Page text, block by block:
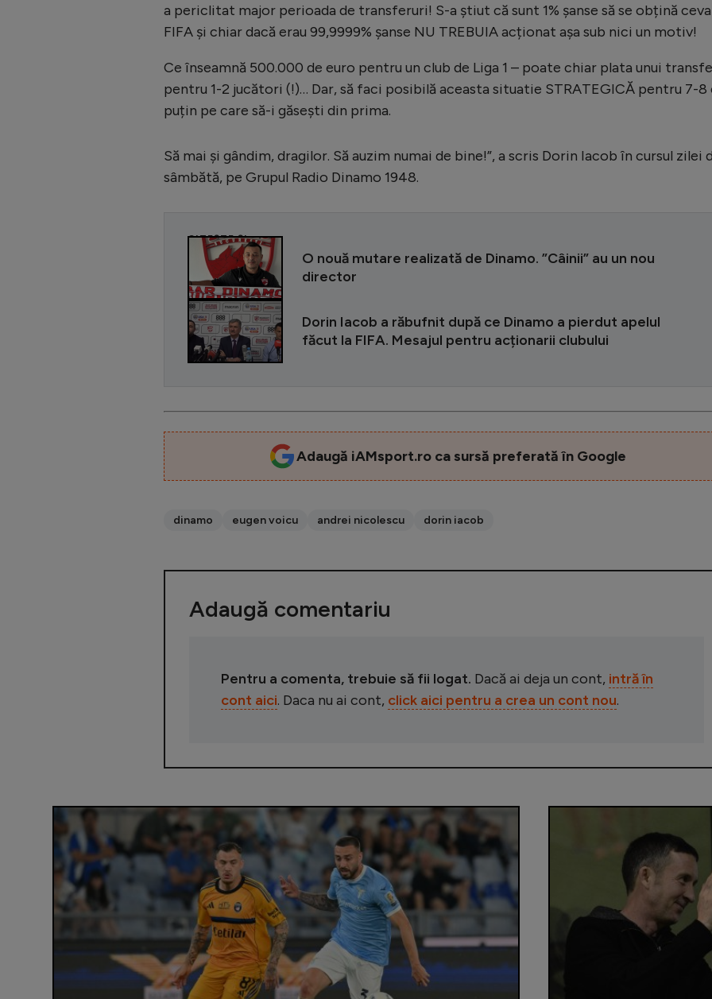
a periclitat major perioada de transferuri! S-a știut că sunt 1% șanse să se obțină ceva
FIFA și chiar dacă erau 99,9999% șanse NU TREBUIA acționat așa sub nici un motiv!
Ce înseamnă 500.000 de euro pentru un club de Liga 1 – poate chiar plata unui
pentru 1-2 jucători (!)… Dar, să faci posibilă aceasta situatie STRATEGICĂ pentru 7-8
puțin pe care să-i găsești din prima.
Să mai și gândim, dragilor. Să auzim numai de bine!”, a scris Dorin Iacob în cursul zilei
sâmbătă, pe Grupul Radio Dinamo 1948.
CITEȘTE ȘI
O nouă mutare realizată de Dinamo. ”Câinii” au un nou
director
Dorin Iacob a răbufnit după ce Dinamo a pierdut apelul
făcut la FIFA. Mesajul pentru acționarii clubului
Adaugă iAMsport.ro ca sursă preferată în Google
dinamo eugen voicu andrei nicolescu dorin iacob
Adaugă comentariu
Pentru a comenta, trebuie să fii logat. Dacă ai deja un cont, intră în
cont aici. Daca nu ai cont, click aici pentru a crea un cont nou.